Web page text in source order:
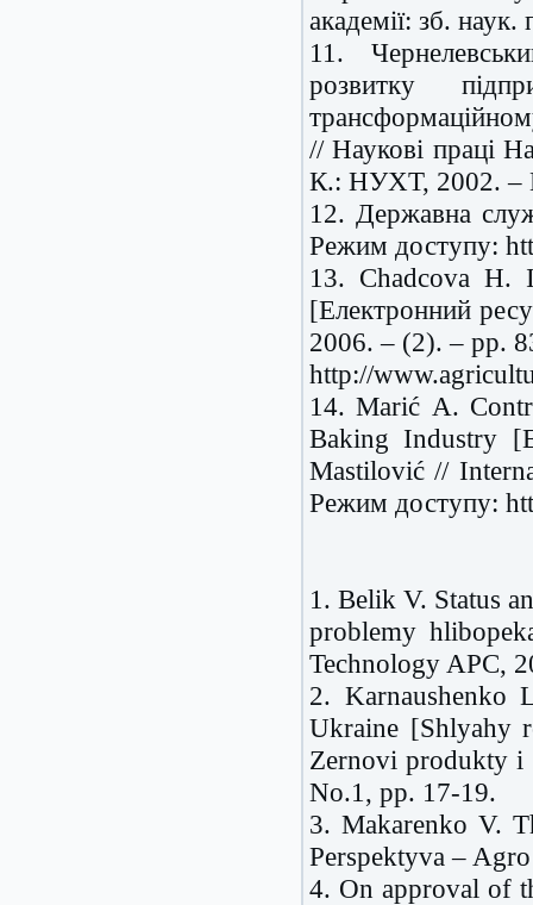
академії: зб.
11.
розвитку
// Наукові праці
К.: НУХТ, 2002. –
12. Державна
Режим доступу:
13. Chadcova H.
[Електронний
2006. – (2). – pp.
http://
14. Marić А.
Baking Industry
Mastilović //
Режим доступу:
1. Belik V. Status
problemy
Technology APC,
2. Karnaushenko
Ukraine [Shlyahy
Zernovi produkty i
No.1, pp. 17-19.
3. Makarenko V.
Perspektyva –
4. On approval of